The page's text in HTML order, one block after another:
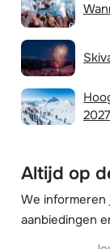
2027
Altijd op
We
aanbiedingen